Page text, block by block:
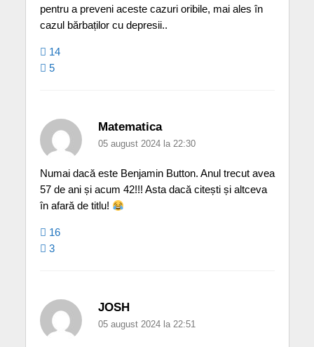
pentru a preveni aceste cazuri oribile, mai ales în
cazul bărbaților cu depresii..
14
5
Matematica
05 august 2024 la 22:30
Numai dacă este Benjamin Button. Anul trecut avea
57 de ani și acum 42!!! Asta dacă citești și altceva
în afară de titlu!
16
3
JOSH
05 august 2024 la 22:51